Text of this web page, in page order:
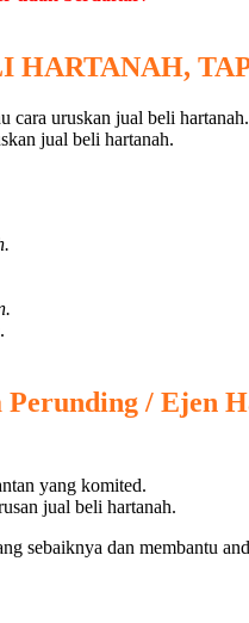
HARTANAH,
jual beli hartanah.
.
Perunding / Ejen
jual beli hartanah.
sebaiknya dan membantu